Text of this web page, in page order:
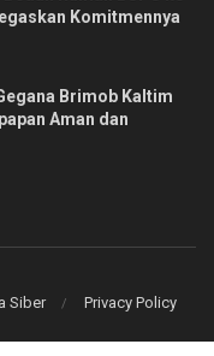
Komitmennya
Brimob Kaltim
Aman dan
Siber Privacy Policy